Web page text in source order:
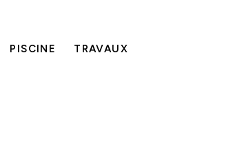
PISCINE TRAVAUX